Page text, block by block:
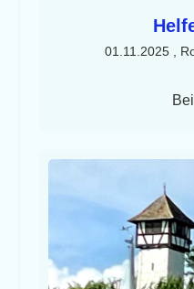
01.11.2025 ,